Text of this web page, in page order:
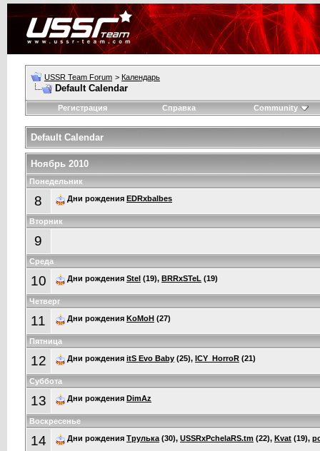
USSR Team Forum > Календарь
Default Calendar
Регистрация Справка Community
Default Calendar
Ноябрь 2010
Понедельник
8 Дни рождения EDRxbalbes
Вторник
9
Среда
10 Дни рождения Stel (19), BRRxSTeL (19)
Четверг
11 Дни рождения KoMoH (27)
Пятница
12 Дни рождения itS Evo Baby (25), ICY_HorroR (21)
Суббота
13 Дни рождения DimAz
Воскресенье
14 Дни рождения Трулька(30), USSRxPchelaRS.tm (22), Kvat (19),